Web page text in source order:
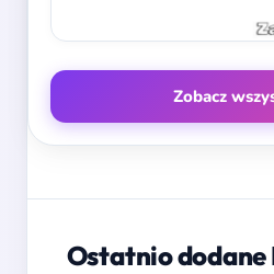
Zobacz
Ostatnio